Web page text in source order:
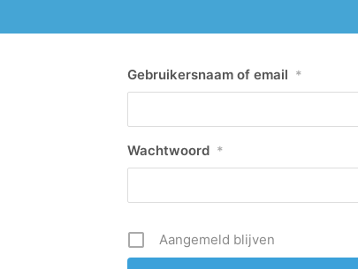
Gebruikersnaam of email *
Wachtwoord *
Aangemeld blijven